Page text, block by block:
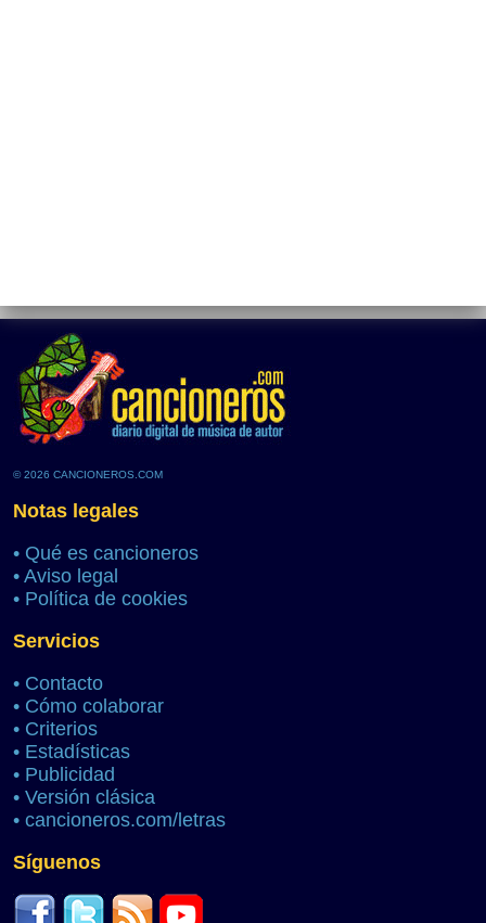
© 2026 CANCIONEROS.COM
Notas legales
• Qué es cancioneros
• Aviso legal
• Política de cookies
Servicios
• Contacto
• Cómo colaborar
• Criterios
• Estadísticas
• Publicidad
• Versión clásica
• cancioneros.com/letras
Síguenos